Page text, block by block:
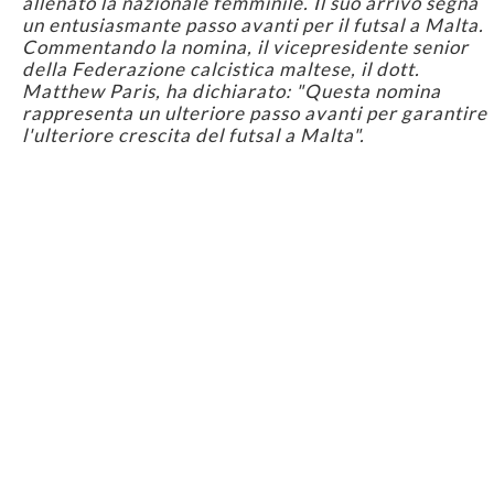
un entusiasmante passo avanti per il futsal a Malta.
Commentando la nomina, il vicepresidente senior
della Federazione calcistica maltese, il dott.
Matthew Paris, ha dichiarato: "Questa nomina
rappresenta un ulteriore passo avanti per garantire
l'ulteriore crescita del futsal a Malta".